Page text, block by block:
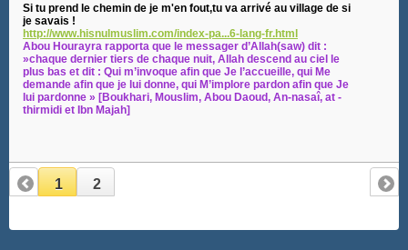
Si tu prend le chemin de je m'en fout,tu va arrivé au village de si
je savais !
http://www.hisnulmuslim.com/index-pa...6-lang-fr.html
Abou Hourayra rapporta que le messager d’Allah(saw) dit :
»chaque dernier tiers de chaque nuit, Allah descend au ciel le
plus bas et dit : Qui m’invoque afin que Je l’accueille, qui Me
demande afin que je lui donne, qui M’implore pardon afin que Je
lui pardonne » [Boukhari, Mouslim, Abou Daoud, An-nasaî, at -
thirmidi et Ibn Majah]
1 2